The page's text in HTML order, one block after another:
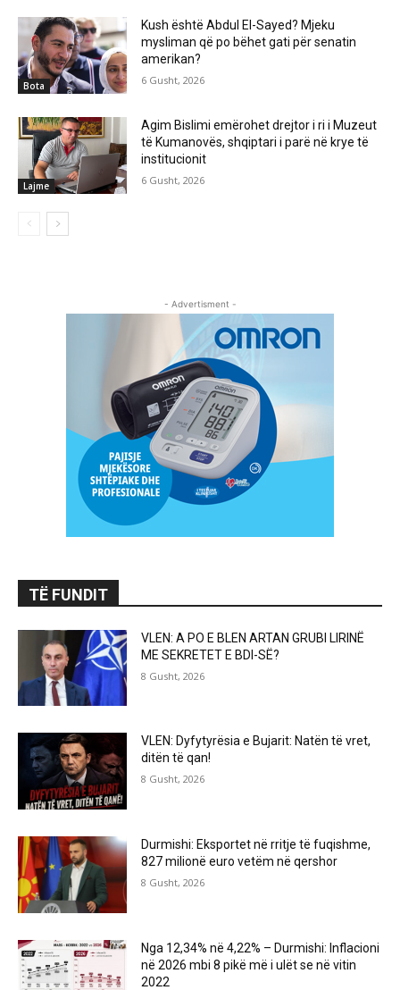
Bota
Kush është Abdul El-Sayed? Mjeku
mysliman që po bëhet gati për senatin
amerikan?
6 Gusht, 2026
Lajme
Agim Bislimi emërohet drejtor i ri i Muzeut
të Kumanovës, shqiptari i parë në krye të
institucionit
6 Gusht, 2026
- Advertisment -
TË FUNDIT
VLEN: A PO E BLEN ARTAN GRUBI LIRINË
ME SEKRETET E BDI-SË?
8 Gusht, 2026
VLEN: Dyfytyrësia e Bujarit: Natën të vret,
ditën të qan!
8 Gusht, 2026
Durmishi: Eksportet në rritje të fuqishme,
827 milionë euro vetëm në qershor
8 Gusht, 2026
Nga 12,34% në 4,22% – Durmishi: Inflacioni
në 2026 mbi 8 pikë më i ulët se në vitin
2022